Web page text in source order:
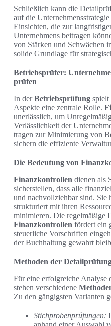
Schließlich kann die
auf die
Einsichten, die zur
Unternehmens beitragen
von Stärken und Schwächen
solide Grundlage für
Betriebsprüfer:
prüfen
In derBetriebsprüfung
Aspekte eine zentrale Rolle.
unerlässlich, um
Verlässlichkeit der
tragen zur Minimierung von
sichern die effiziente
Die Bedeutung von
Finanzkontrollen dienen als
sicherstellen, dass alle
und nachvollziehbar sind. Sie
strukturiert mit ihren
minimieren. Die regelmäßige
Finanzkontrollen fördert ein
steuerliche Vorschriften
der Buchhaltung gewahrt
Methoden der
Für eine erfolgreiche Analyse
stehen verschiedene
Zu den gängigsten Varianten
Stichprobenprüfungen: